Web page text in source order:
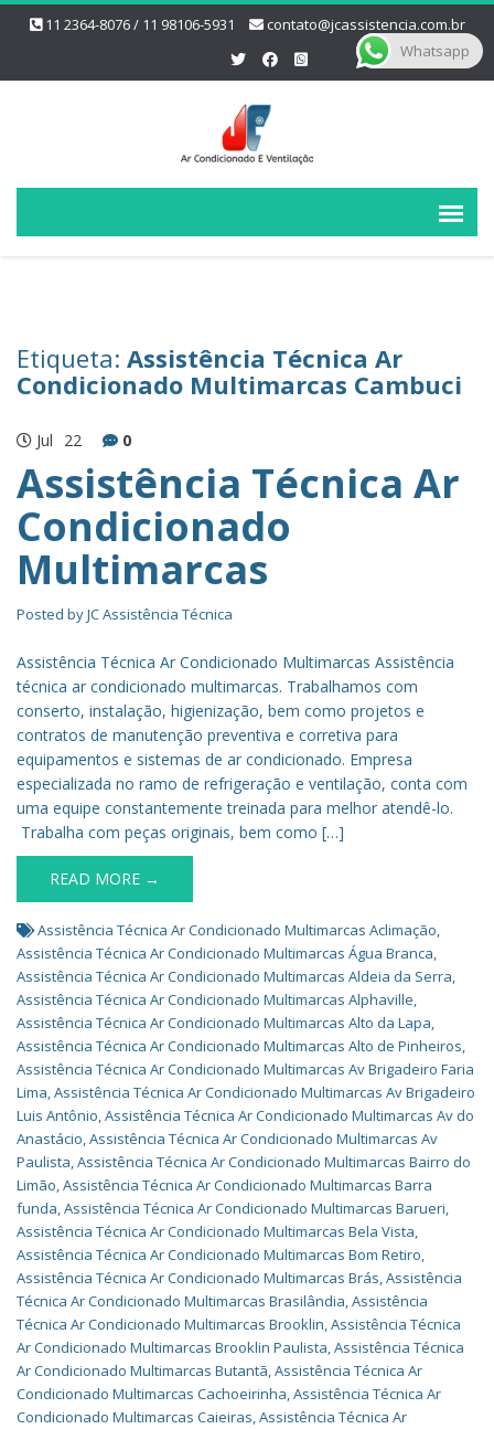
11 2364-8076 / 11 98106-5931 contato@jcassistencia.com.br
Etiqueta: Assistência Técnica Ar
Condicionado Multimarcas Cambuci
Jul 22 0
Assistência Técnica Ar
Condicionado
Multimarcas
Posted byJC Assistência Técnica
Assistência Técnica Ar Condicionado Multimarcas Assistência
técnica ar condicionado multimarcas. Trabalhamos com
conserto, instalação, higienização, bem como projetos e
contratos de manutenção preventiva e corretiva para
equipamentos e sistemas de ar condicionado. Empresa
especializada no ramo de refrigeração e ventilação, conta com
uma equipe constantemente treinada para melhor atendê-lo.
Trabalha com peças originais, bem como […]
READ MORE →
Assistência Técnica Ar Condicionado Multimarcas Aclimação,
Assistência Técnica Ar Condicionado Multimarcas Água Branca,
Assistência Técnica Ar Condicionado Multimarcas Aldeia da Serra,
Assistência Técnica Ar Condicionado Multimarcas Alphaville,
Assistência Técnica Ar Condicionado Multimarcas Alto da Lapa,
Assistência Técnica Ar Condicionado Multimarcas Alto de Pinheiros,
Assistência Técnica Ar Condicionado Multimarcas Av Brigadeiro Faria
Lima,Assistência Técnica Ar Condicionado Multimarcas Av Brigadeiro
Luis Antônio,Assistência Técnica Ar Condicionado Multimarcas Av do
Anastácio,Assistência Técnica Ar Condicionado Multimarcas Av
Paulista,Assistência Técnica Ar Condicionado Multimarcas Bairro do
Limão,Assistência Técnica Ar Condicionado Multimarcas Barra
funda,Assistência Técnica Ar Condicionado Multimarcas Barueri,
Assistência Técnica Ar Condicionado Multimarcas Bela Vista,
Assistência Técnica Ar Condicionado Multimarcas Bom Retiro,
Assistência Técnica Ar Condicionado Multimarcas Brás,Assistência
Técnica Ar Condicionado Multimarcas Brasilândia,Assistência
Técnica Ar Condicionado Multimarcas Brooklin,Assistência Técnica
Ar Condicionado Multimarcas Brooklin Paulista,Assistência Técnica
Ar Condicionado Multimarcas Butantã,Assistência Técnica Ar
Condicionado Multimarcas Cachoeirinha,Assistência Técnica Ar
Condicionado Multimarcas Caieiras,Assistência Técnica Ar
Whatsapp